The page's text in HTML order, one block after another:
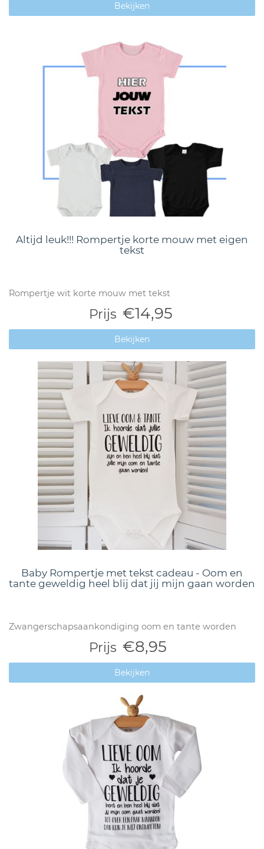
Bekijken
Altijd leuk!!! Rompertje korte mouw met eigen
tekst
Rompertje wit korte mouw met tekst
Prijs €14,95
Bekijken
Baby Rompertje met tekst cadeau - Oom en
tante geweldig heel blij dat jij mijn gaan worden
Zwangerschapsaankondiging oom en tante worden
Prijs €8,95
Bekijken